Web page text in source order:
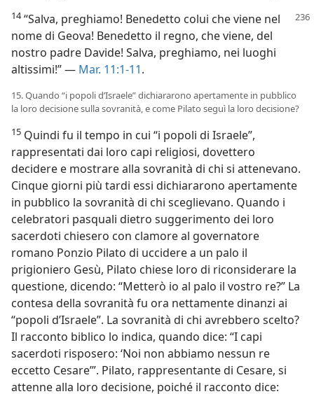
14“Salva, preghiamo! Benedetto colui che viene nel
nome di Geova! Benedetto il regno, che viene, del
nostro padre Davide! Salva, preghiamo, nei luoghi
altissimi!” — Mar. 11:1-11.
15. Quando “i popoli d’Israele” dichiararono apertamente in pubblico
la loro decisione sulla sovranità, e come Pilato seguì la loro decisione?
15 Quindi fu il tempo in cui “i popoli di Israele”,
rappresentati dai loro capi religiosi, dovettero
decidere e mostrare alla sovranità di chi si attenevano.
Cinque giorni più tardi essi dichiararono apertamente
in pubblico la sovranità di chi sceglievano. Quando i
celebratori pasquali dietro suggerimento dei loro
sacerdoti chiesero con clamore al governatore
romano Ponzio Pilato di uccidere a un palo il
prigioniero Gesù, Pilato chiese loro di riconsiderare la
questione, dicendo: “Metterò io al palo il vostro re?” La
contesa della sovranità fu ora nettamente dinanzi ai
“popoli d’Israele”. La sovranità di chi avrebbero scelto?
Il racconto biblico lo indica, quando dice: “I capi
sacerdoti risposero: ‘Noi non abbiamo nessun re
eccetto Cesare’”. Pilato, rappresentante di Cesare, si
attenne alla loro decisione, poiché il racconto dice: